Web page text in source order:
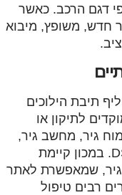
דגם הרכב. כאשר
חדש, משופץ, מיבוא
תיבת הילוכים
לתיקון או
גיר, מחשב גיר,
סולנואידים ומכטרוניקס בתיבות DSG. במכון קיימת
גיר, שמאפשרת לאתר
רבים טיפול